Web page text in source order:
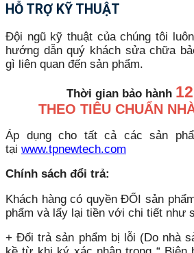
HỖ TRỢ KỸ THUẬT
Đội ngũ kỹ thuật của chúng tôi
hướng dẫn quý khách sửa chữa
gì liên quan đến sản phẩm.
Thời gian bảo hành
THEO TIÊU CHUẨN
Áp dụng cho tất cả các sản
tại www.tpnewtech.com
Chính sách đổi trả:
Khách hàng có quyền ĐỔI sản
phẩm và lấy lại tiền với chi tiết như
+ Đổi trả sản phẩm bị lỗi (Do nhà